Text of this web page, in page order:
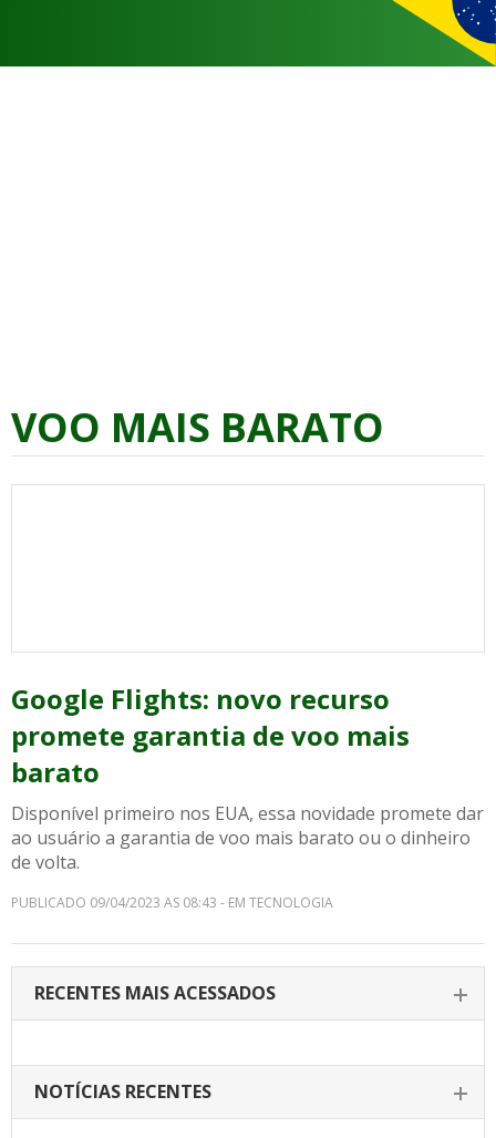
VOO MAIS BARATO
Google Flights: novo recurso
promete garantia de voo mais
barato
Disponível primeiro nos EUA, essa novidade promete dar
ao usuário a garantia de voo mais barato ou o dinheiro
de volta.
PUBLICADO 09/04/2023 AS 08:43 - EM TECNOLOGIA
RECENTES MAIS ACESSADOS
NOTÍCIAS RECENTES